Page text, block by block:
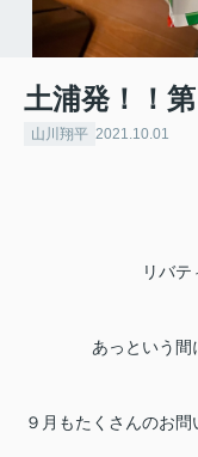
土浦発！！
山川翔平 2021.10.01
リバ
あっという間
９月もたくさんのお